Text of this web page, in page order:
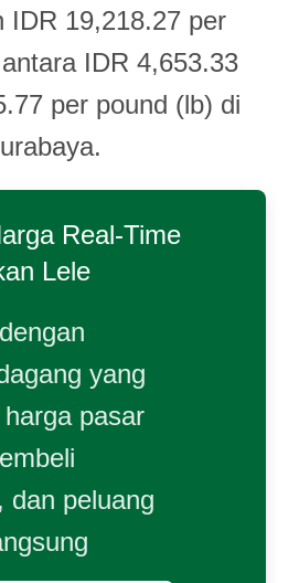
IDR 19,218.27 per
IDR 4,653.33
per pound (lb) di
Real-Time
Lele
yang
pasar
dan peluang